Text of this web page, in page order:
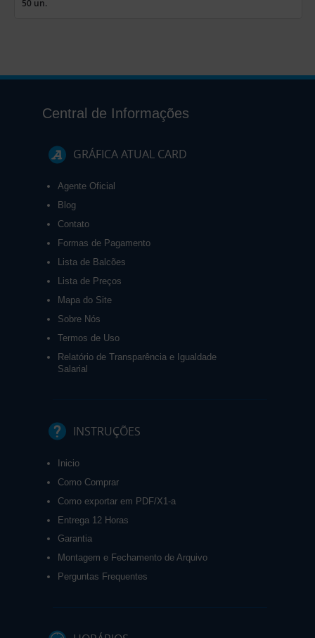
50 un.
Central de Informações
GRÁFICA ATUAL CARD
Agente Oficial
Blog
Contato
Formas de Pagamento
Lista de Balcões
Lista de Preços
Mapa do Site
Sobre Nós
Termos de Uso
Relatório de Transparência e Igualdade
Salarial
INSTRUÇÕES
Inicio
Como Comprar
Como exportar em PDF/X1-a
Entrega 12 Horas
Garantia
Montagem e Fechamento de Arquivo
Perguntas Frequentes